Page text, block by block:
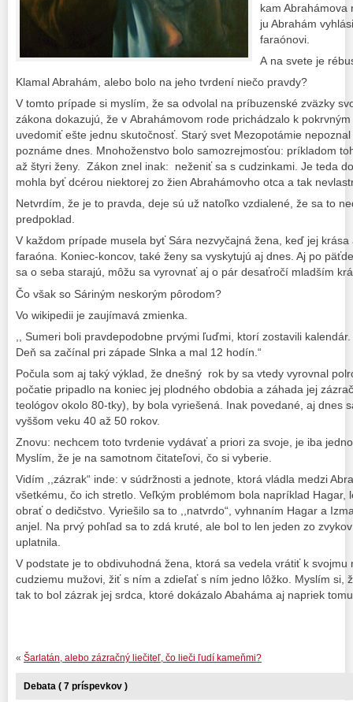
kam Abrahámova
ju Abrahám
faraónovi.
A na svete je
Klamal Abrahám, alebo bolo na jeho tvrdení niečo pravdy?
V tomto prípade si myslím, že sa odvolal na príbuzenské zväzky
zákona dokazujú, že v Abrahámovom rode prichádzalo k
uvedomiť ešte jednu skutočnosť. Starý svet Mezopotámie
poznáme dnes. Mnohoženstvo bolo samozrejmosťou: príkladom
až štyri ženy. Zákon znel inak: neženiť sa s cudzinkami. Je teda
mohla byť dcérou niektorej zo žien Abrahámovho otca a tak
Netvrdím, že je to pravda, deje sú už natoľko vzdialené, že sa to
predpoklad.
V každom prípade musela byť Sára nezvyčajná žena, keď jej
faraóna. Koniec-koncov, také ženy sa vyskytujú aj dnes. Aj po
sa o seba starajú, môžu sa vyrovnať aj o pár desaťročí mladším
Čo však so Sáriným neskorým pôrodom?
Vo wikipedii je zaujímavá zmienka.
,, Sumeri boli pravdepodobne prvými ľuďmi, ktorí zostavili
Deň sa začínal pri západe Slnka a mal 12 hodín.“
Počula som aj taký výklad, že dnešný rok by sa vtedy vyrovnal
počatie pripadlo na koniec jej plodného obdobia a záhada jej
teológov okolo 80-tky), by bola vyriešená. Inak povedané, aj dnes
vyššom veku 40 až 50 rokov.
Znovu: nechcem toto tvrdenie vydávať a priori za svoje, je iba
Myslím, že je na samotnom čitateľovi, čo si vyberie.
Vidím ,,zázrak“ inde: v súdržnosti a jednote, ktorá vládla medzi
všetkému, čo ich stretlo. Veľkým problémom bola napríklad Hagar,
obrať o dedičstvo. Vyriešilo sa to ,,natvrdo“, vyhnaním Hagar a
anjel. Na prvý pohľad sa to zdá kruté, ale bol to len jeden zo
uplatnila.
V podstate je to obdivuhodná žena, ktorá sa vedela vrátiť k svojmu
cudziemu mužovi, žiť s ním a zdieľať s ním jedno lôžko. Myslím si,
tak to bol zázrak jej srdca, ktoré dokázalo Abaháma aj napriek
« Šarlatán, alebo zázračný liečiteľ, čo lieči ľudí kameňmi?
Debata ( 7 príspevkov )